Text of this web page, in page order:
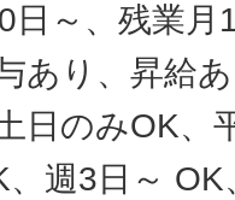
日～、残業
あり、昇給
日のみOK、
、週3日～